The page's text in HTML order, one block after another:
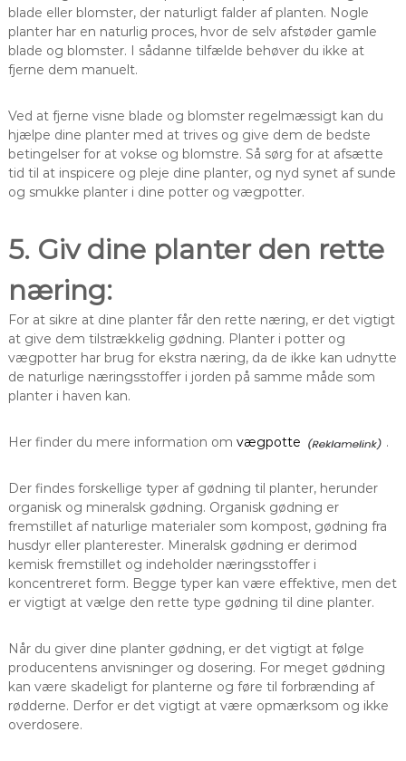
blade eller blomster, der naturligt falder af planten. Nogle
planter har en naturlig proces, hvor de selv afstøder gamle
blade og blomster. I sådanne tilfælde behøver du ikke at
fjerne dem manuelt.
Ved at fjerne visne blade og blomster regelmæssigt kan du
hjælpe dine planter med at trives og give dem de bedste
betingelser for at vokse og blomstre. Så sørg for at afsætte
tid til at inspicere og pleje dine planter, og nyd synet af sunde
og smukke planter i dine potter og vægpotter.
5. Giv dine planter den rette
næring:
For at sikre at dine planter får den rette næring, er det vigtigt
at give dem tilstrækkelig gødning. Planter i potter og
vægpotter har brug for ekstra næring, da de ikke kan udnytte
de naturlige næringsstoffer i jorden på samme måde som
planter i haven kan.
Her finder du mere information om vægpotte .
Der findes forskellige typer af gødning til planter, herunder
organisk og mineralsk gødning. Organisk gødning er
fremstillet af naturlige materialer som kompost, gødning fra
husdyr eller planterester. Mineralsk gødning er derimod
kemisk fremstillet og indeholder næringsstoffer i
koncentreret form. Begge typer kan være effektive, men det
er vigtigt at vælge den rette type gødning til dine planter.
Når du giver dine planter gødning, er det vigtigt at følge
producentens anvisninger og dosering. For meget gødning
kan være skadeligt for planterne og føre til forbrænding af
rødderne. Derfor er det vigtigt at være opmærksom og ikke
overdosere.